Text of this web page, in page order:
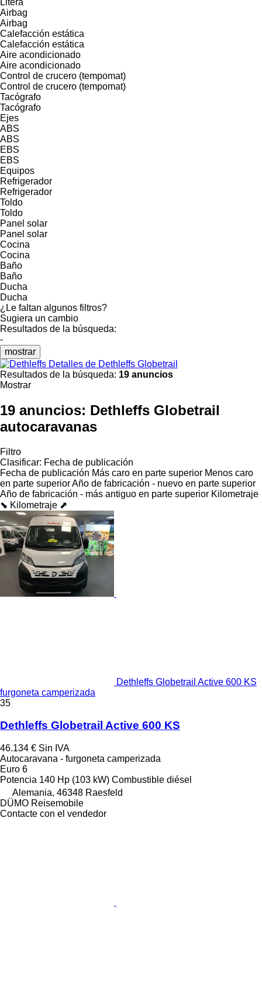
Airbag
Airbag
Calefacción estática
Calefacción estática
Aire acondicionado
Aire acondicionado
Control de crucero (tempomat)
Control de crucero (tempomat)
Tacógrafo
Tacógrafo
Ejes
ABS
ABS
EBS
EBS
Equipos
Refrigerador
Refrigerador
Toldo
Toldo
Panel solar
Panel solar
Cocina
Cocina
Baño
Baño
Ducha
Ducha
¿Le faltan algunos filtros?
Sugiera un cambio
Resultados de la búsqueda:
-
mostrar
Detalles de Dethleffs Globetrail
Resultados de la búsqueda: 19 anuncios
Mostrar
19 anuncios: Dethleffs Globetrail
autocaravanas
Filtro
Clasificar: Fecha de publicación
Fecha de publicación Más caro en parte superior Menos caro
en parte superiorAño de fabricación - nuevo en parte superior
Año de fabricación - más antiguo en parte superior Kilometraje
⬊ Kilometraje ⬈
Dethleffs Globetrail Active 600 KS
furgoneta camperizada
35
Dethleffs Globetrail Active 600 KS
46.134 € Sin IVA
Autocaravana - furgoneta camperizada
Euro 6
Potencia 140 Hp (103 kW) Combustible diésel
Alemania, 46348 Raesfeld
DÜMO Reisemobile
Contacte con el vendedor